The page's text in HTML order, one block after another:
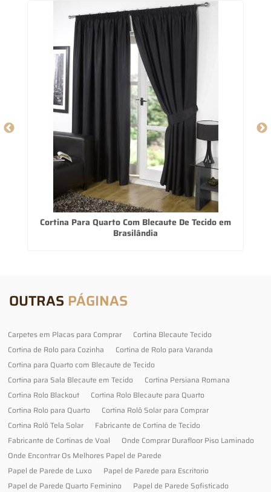
Cortina Para Quarto Com Blecaute De Tecido em
Brasilândia
OUTRAS PÁGINAS
Carpetes em Placas para Comprar
Cortina Blecaute Tecido
Cortina de Rolo para Cozinha
Cortina de Rolo para Varanda
Cortina para Quarto com Blecaute de Tecido
Cortina para Sala Blecaute em Tecido
Cortina Persiana Romana
Cortina Rolo Blackout
Cortina Rolo Blecaute para Quarto
Cortina Rolo para Quarto
Cortina Rolô Solar para Comprar
Cortina Rolô Tela Solar
Fabricante de Cortina de Tecido
Fabricante de Cortinas de Voal
Onde Comprar Durafloor Piso Laminado
Onde Encontrar Os Melhores Papel de Parede
Papel de Parede de Luxo
Papel de Parede para Escritorio
Papel de Parede Quarto Feminino
Papel de Parede Sofisticado